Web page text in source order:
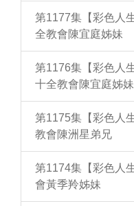
第1177集【彩色人
全教會陳宜庭姊妹
第1176集【彩色人
十全教會陳宜庭姊妹
第1175集【彩色人
教會陳洲星弟兄
第1174集【彩色人
會黃季羚姊妹